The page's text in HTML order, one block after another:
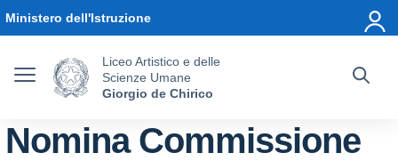
Ministero dell'Istruzione
Liceo Artistico e delle
Scienze Umane
Giorgio de Chirico
Nomina Commissione